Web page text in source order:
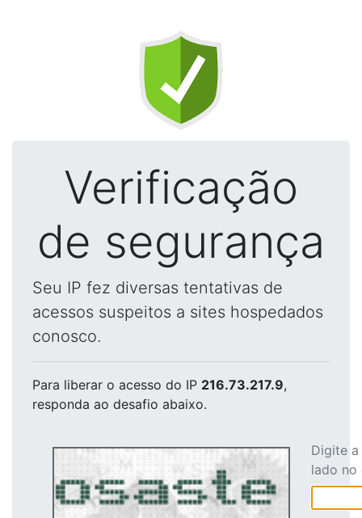
Verificação
de segurança
Seu IP fez diversas tentativas de
acessos suspeitos a sites hospedados
conosco.
Para liberar o acesso do IP 216.73.217.9,
responda ao desafio abaixo.
Digite
lado no